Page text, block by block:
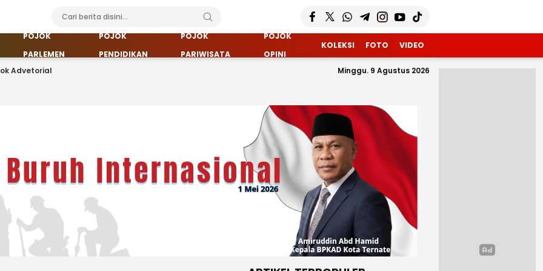
POJOK
PARLEMEN
POJOK
PENDIDIKAN
POJOK
PARIWISATA
POJOK
OPINI
KOLEKSI FOTO VIDEO
Advetorial Minggu. 9 Agustus 2026